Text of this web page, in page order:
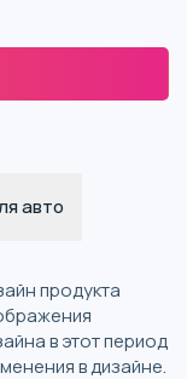
авто
продукта
в этот период
в дизайне.